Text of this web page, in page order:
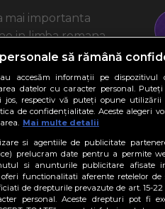
mai importanta
in limba romana
care doresc sa intre
să rămână
accesăm informații pe dispozitivul
datelor cu caracter personal. Puteți
jos, respectiv vă puteți opune
de confidențialitate. Aceste alegeri
Mai multe detalii
si agentiile de publicitate
prelucram date pentru a permite
si anunturile publicitare afisate
functionalitati aferente retelelor de
de drepturile prevazute de art. 15-
personal. Aceste drepturi pot fi